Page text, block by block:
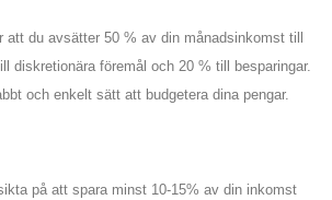
att du avsätter 50 % av din månadsinkomst till
diskretionära föremål och 20 % till besparingar.
och enkelt sätt att budgetera dina pengar.
på att spara minst 10-15% av din inkomst